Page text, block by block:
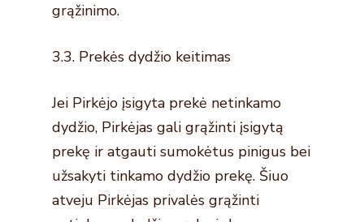
grąžinimo.
3.3. Prekės dydžio keitimas
Jei Pirkėjo įsigyta prekė netinkamo
dydžio, Pirkėjas gali grąžinti įsigytą
prekę ir atgauti sumokėtus pinigus bei
užsakyti tinkamo dydžio prekę. Šiuo
atveju Pirkėjas privalės grąžinti